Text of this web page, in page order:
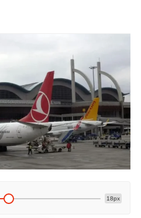
18px